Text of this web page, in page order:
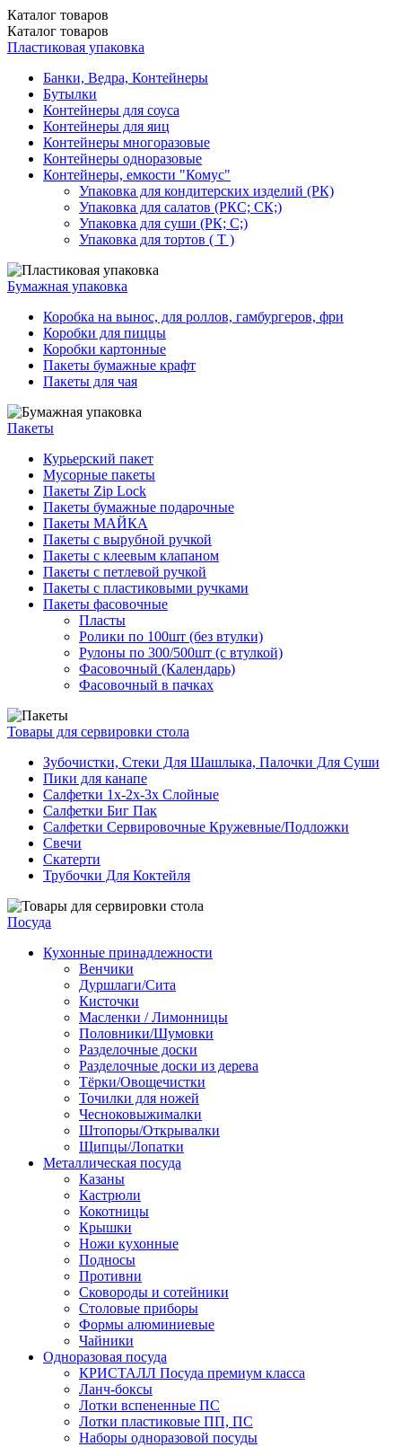
Каталог товаров
Каталог товаров
Пластиковая упаковка
Банки, Ведра, Контейнеры
Бутылки
Контейнеры для соуса
Контейнеры для яиц
Контейнеры многоразовые
Контейнеры одноразовые
Контейнеры, емкости "Комус"
Упаковка для кондитерских изделий (РК)
Упаковка для салатов (РКС; СК;)
Упаковка для суши (РК; С;)
Упаковка для тортов ( Т )
Бумажная упаковка
Коробка на вынос, для роллов, гамбургеров, фри
Коробки для пиццы
Коробки картонные
Пакеты бумажные крафт
Пакеты для чая
Пакеты
Курьерский пакет
Мусорные пакеты
Пакеты Zip Lock
Пакеты бумажные подарочные
Пакеты МАЙКА
Пакеты с вырубной ручкой
Пакеты с клеевым клапаном
Пакеты с петлевой ручкой
Пакеты с пластиковыми ручками
Пакеты фасовочные
Пласты
Ролики по 100шт (без втулки)
Рулоны по 300/500шт (с втулкой)
Фасовочный (Календарь)
Фасовочный в пачках
Товары для сервировки стола
Зубочистки, Стеки Для Шашлыка, Палочки Для Суши
Пики для канапе
Салфетки 1х-2х-3х Слойные
Салфетки Биг Пак
Салфетки Сервировочные Кружевные/Подложки
Свечи
Скатерти
Трубочки Для Коктейля
Посуда
Кухонные принадлежности
Венчики
Дуршлаги/Сита
Кисточки
Масленки / Лимонницы
Половники/Шумовки
Разделочные доски
Разделочные доски из дерева
Тёрки/Овощечистки
Точилки для ножей
Чесноковыжималки
Штопоры/Открывалки
Щипцы/Лопатки
Металлическая посуда
Казаны
Кастрюли
Кокотницы
Крышки
Ножи кухонные
Подносы
Противни
Сковороды и сотейники
Столовые приборы
Формы алюминиевые
Чайники
Одноразовая посуда
КРИСТАЛЛ Посуда премиум класса
Ланч-боксы
Лотки вспененные ПС
Лотки пластиковые ПП, ПС
Наборы одноразовой посуды